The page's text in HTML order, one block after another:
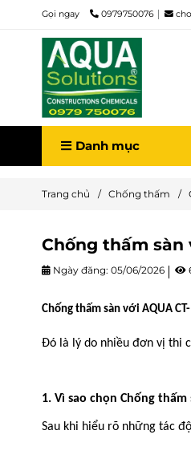
Gọi ngay 0979750076
Danh mục
Trang chủ / Chống thấm /
Chống thấm sàn
Ngày đăng: 05/06/2026
Chống thấm sàn với AQUA
Đó là lý do nhiều đơn vị thi
1. Vì sao chọn Chống thấm
Sau khi hiểu rõ những tác